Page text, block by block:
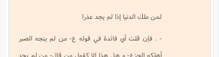
لمن ملك الدنيا إذا لم يجد عذرا
- . فإن قلت أي فائدة في قوله ع- من لم ينجه الصبر
أهلكه الجزع- و هل هذا إلا كقول من قال- من لم يجد